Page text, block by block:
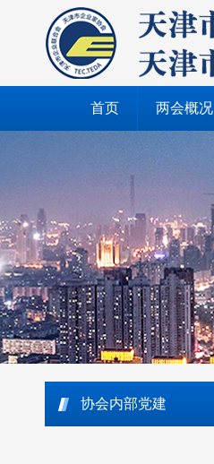
首页 两会概况
协会内部党建